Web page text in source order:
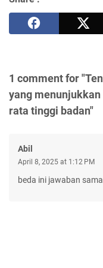
1 comment for
yang
rata tinggi badan"
Abil
April 8, 2025 at 1:12 PM
beda ini jawaban